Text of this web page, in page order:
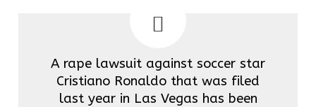
A rape lawsuit against soccer star
Cristiano Ronaldo that was filed
last year in Las Vegas has been